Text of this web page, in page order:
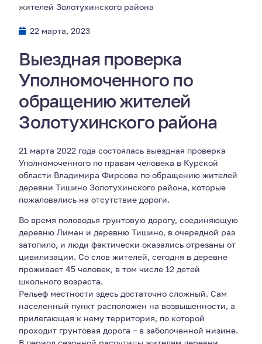
жителей Золотухинского района
22 марта, 2023
Выездная проверка
Уполномоченного по
обращению жителей
Золотухинского района
21 марта 2022 года состоялась выездная проверка
Уполномоченного по правам человека в Курской
области Владимира Фирсова по обращению жителей
деревни Тишино Золотухинского района, которые
пожаловались на отсутствие дороги.
Во время половодья грунтовую дорогу, соединяющую
деревню Лиман и деревню Тишино, в очередной раз
затопило, и люди фактически оказались отрезаны от
цивилизации. Со слов жителей, сегодня в деревне
проживает 45 человек, в том числе 12 детей
школьного возраста.
Рельеф местности здесь достаточно сложный. Сам
населенный пункт расположен на возвышенности, а
прилегающая к нему территория, по которой
проходит грунтовая дорога – в заболоченной низине.